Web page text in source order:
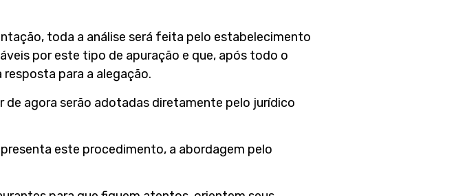
toda a análise será feita pelo estabelecimento
por este tipo de apuração e que, após todo o
para a alegação.
agora serão adotadas diretamente pelo jurídico
este procedimento, a abordagem pelo